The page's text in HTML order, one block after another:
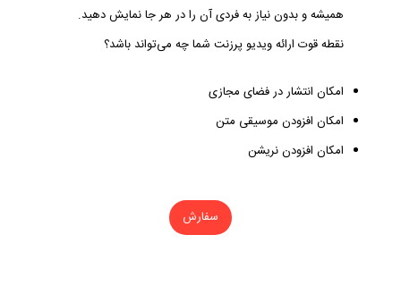
همیشه و بدون نیاز به فردی آن را در هر جا نمایش دهید.
نقطه قوت ارائه ویدیو پرزنت شما چه می‌تواند باشد؟
امکان انتشار در فضای مجازی
امکان افزودن موسیقی متن
امکان افزودن نریشن
سفارش